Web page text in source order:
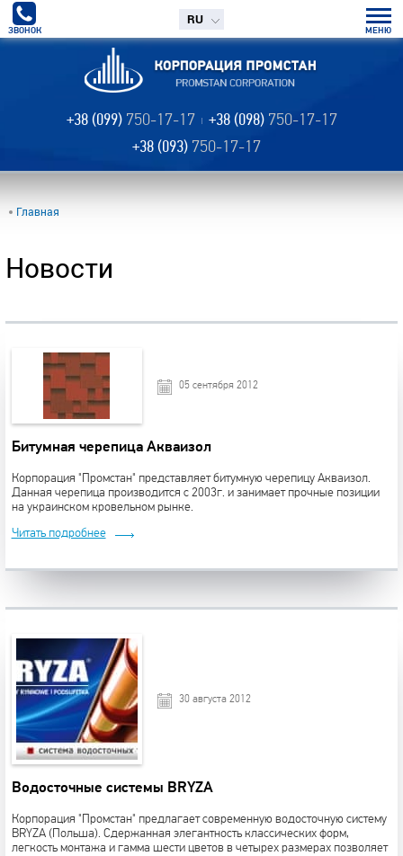
ЗВОНОК
RU
МЕНЮ
+38 (099) 750-17-17 +38 (098) 750-17-17
+38 (093) 750-17-17
Главная
Новости
05 сентября 2012
Битумная черепица Акваизол
Корпорация "Промстан" представляет битумную черепицу Акваизол.
Данная черепица производится с 2003г. и занимает прочные позиции
на украинском кровельном рынке.
Читать подробнее
30 августа 2012
Водосточные системы BRYZA
Корпорация "Промстан" предлагает современную водосточную систему
BRYZA (Польша). Сдержанная элегантность классических форм,
легкость монтажа и гамма шести цветов в четырех размерах позволяет